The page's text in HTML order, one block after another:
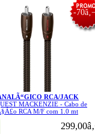
RCA/JACK
MACKENZIE - Cabo de
RCA M/F com 1.0 mt
-